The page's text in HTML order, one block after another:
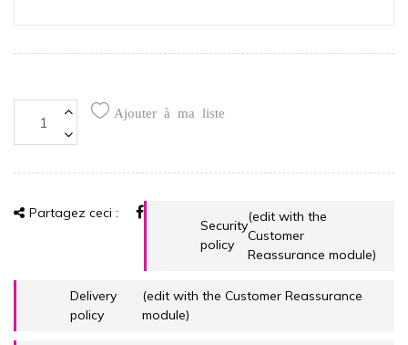
Ajouter à ma liste
Partagez ceci :
Security
policy
(edit with the
Customer
Reassurance module)
Delivery
policy
(edit with the Customer Reassurance
module)